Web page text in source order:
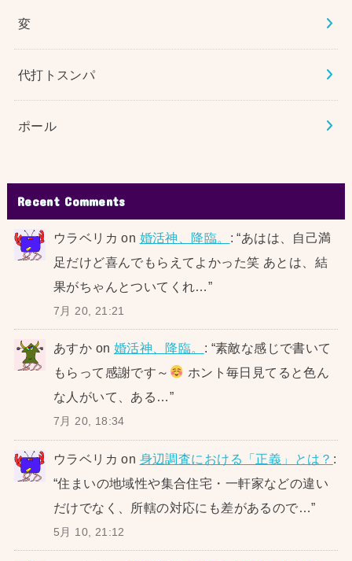
変
代打トスンパ
ポール
Recent Comments
ウラベリカ on 婚活神、降臨。 : “あはは、自己満
足だけど喜んでもらえてよかった笑 あとは、結
果がちゃんとついてくれ…”
7月 20, 21:21
あすか on 婚活神、降臨。 : “素敵な感じで書いて
もらって感謝です～
ホント毎日見てると色ん
な人がいて、ある…”
7月 20, 18:34
ウラベリカ on 身辺調査における「正義」とは？ :
“住まいの地域性や集合住宅・一軒家などの違い
だけでなく、所轄の対応にも差があるので…”
5月 10, 21:12